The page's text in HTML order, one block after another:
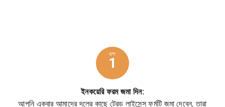
ধাপ
1
ইনকয়েরি ফরম জমা দিন:
আপনি একবার আমাদের দলের কাছে ট্রেড লাইসেন্স ফর্মটি জমা দেবেন, তারা